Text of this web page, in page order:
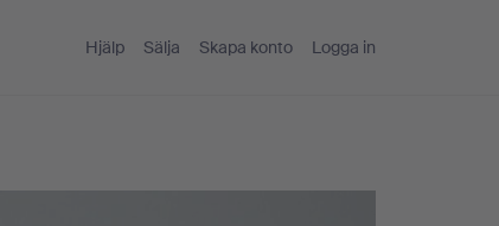
Hjälp Sälja Skapa konto Logga in